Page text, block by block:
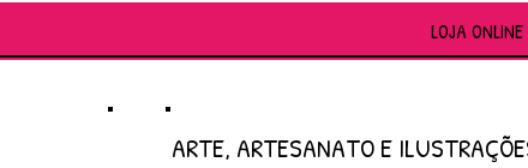
LOJA
ARTE, ARTESANATO E